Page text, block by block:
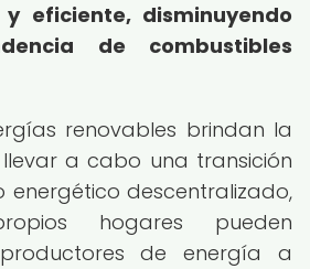
eficiente, disminuyendo
de combustibles
renovables brindan la
a cabo una transición
energético descentralizado,
hogares pueden
de energía a